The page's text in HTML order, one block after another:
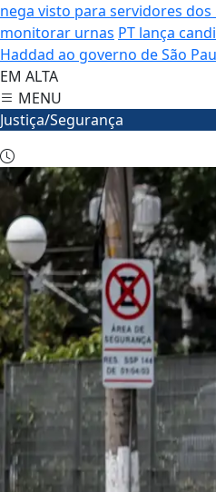
nega visto para servidores dos
monitorar urnas PT lança
Haddad ao governo de São
EM ALTA
MENU
Justiça/Segurança